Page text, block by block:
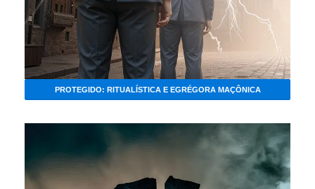
PROTEGIDO: RITUALÍSTICA E EGRÉGORA MAÇÔNICA